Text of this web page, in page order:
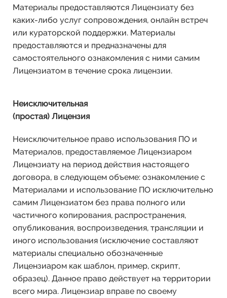
Материалы предоставляются Лицензиату без
каких-либо услуг сопровождения, онлайн встреч
или кураторской поддержки. Материалы
предоставляются и предназначены для
самостоятельного ознакомления с ними самим
Лицензиатом в течение срока лицензии.
Неисключительная
(простая) Лицензия
Неисключительное право использования ПО и
Материалов, предоставляемое Лицензиаром
Лицензиату на период действия настоящего
договора, в следующем объеме: ознакомление с
Материалами и использование ПО исключительно
самим Лицензиатом без права полного или
частичного копирования, распространения,
опубликования, воспроизведения, трансляции и
иного использования (исключение составляют
материалы специально обозначенные
Лицензиаром как шаблон, пример, скрипт,
образец). Данное право действует на территории
всего мира. Лицензиар вправе по своему